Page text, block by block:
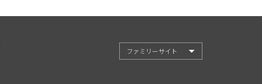
ファミリーサイト